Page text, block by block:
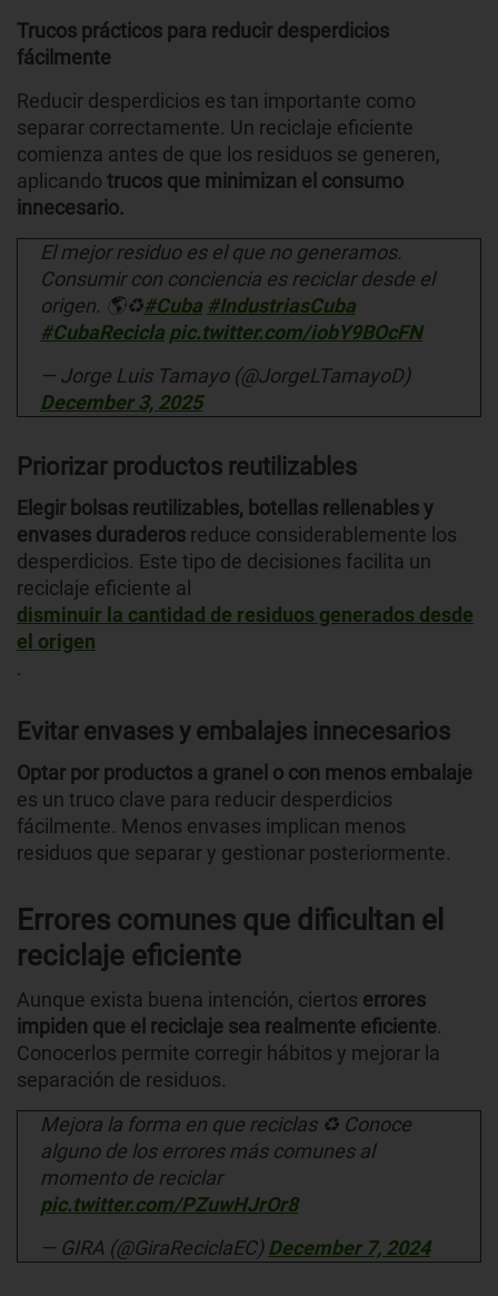
Trucos prácticos para reducir desperdicios
fácilmente
Reducir desperdicios es tan importante como
separar correctamente. Un reciclaje eficiente
comienza antes de que los residuos se generen,
aplicando trucos que minimizan el consumo
innecesario.
El mejor residuo es el que no generamos.
Consumir con conciencia es reciclar desde el
origen. 🌎♻️#Cuba #IndustriasCuba
#CubaRecicla pic.twitter.com/iobY9BOcFN
— Jorge Luis Tamayo (@JorgeLTamayoD)
December 3, 2025
Priorizar productos reutilizables
Elegir bolsas reutilizables, botellas rellenables y
envases duraderos reduce considerablemente los
desperdicios. Este tipo de decisiones facilita un
reciclaje eficiente al
disminuir la cantidad de residuos generados desde
el origen
.
Evitar envases y embalajes innecesarios
Optar por productos a granel o con menos embalaje
es un truco clave para reducir desperdicios
fácilmente. Menos envases implican menos
residuos que separar y gestionar posteriormente.
Errores comunes que dificultan el
reciclaje eficiente
Aunque exista buena intención, ciertos errores
impiden que el reciclaje sea realmente eficiente.
Conocerlos permite corregir hábitos y mejorar la
separación de residuos.
Mejora la forma en que reciclas ♻️ Conoce
alguno de los errores más comunes al
momento de reciclar
pic.twitter.com/PZuwHJrOr8
— GIRA (@GiraReciclaEC)December 7, 2024